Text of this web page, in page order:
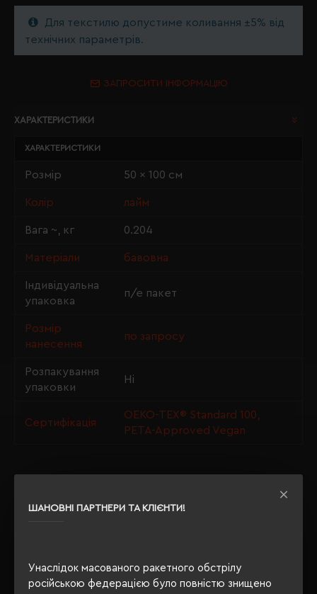
ШАНОВНІ ПАРТНЕРИ ТА КЛІЄНТИ!
Унаслідок масованого ракетного обстрілу
російською федерацією було повністю знищено
Для текстилю допустиме коливання ±5% від
технічних параметрів.
ЗАПРОСИТИ ІНФОРМАЦІЮ
ХАРАКТЕРИСТИКИ
ХАРАКТЕРИСТИКИ
Розмір 50 x 100 см
Колір лайм
Вага ~, кг 0.204
Матеріали бавовна
Індивідуальна
упаковка
п/е пакет
Розмір
нанесення
по запросу
Розпакування
упаковки
Ні
Сертифікація
OEKO-TEX® Standard 100,
PETA-Approved Vegan